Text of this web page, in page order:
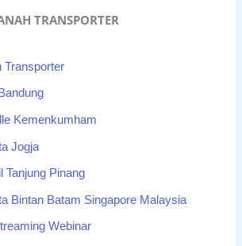
TRANSPORTER
Transporter
Kemenkumham
Jogja
Tanjung Pinang
Bintan Batam Singapore Malaysia
Webinar